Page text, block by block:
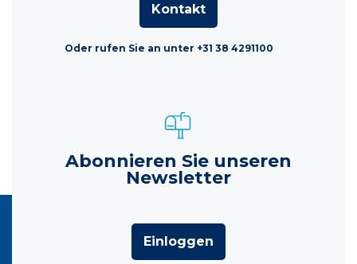
Kontakt
Oder rufen Sie an unter +31 38 4291100
Abonnieren Sie unseren
Newsletter
Einloggen